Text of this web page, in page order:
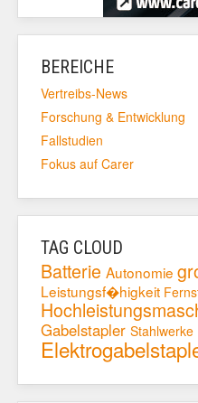
BEREICHE
Vertreibs-News
Forschung & Entwicklung
Fallstudien
Fokus auf Carer
TAG CLOUD
Batterie Autonomie
Leistungsf�higkeit
Gabelstapler Stahlwerke